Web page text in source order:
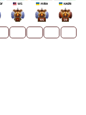
WS
-
MIRA
195
KAORI
59